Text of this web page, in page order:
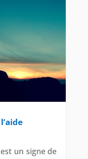
un signe de